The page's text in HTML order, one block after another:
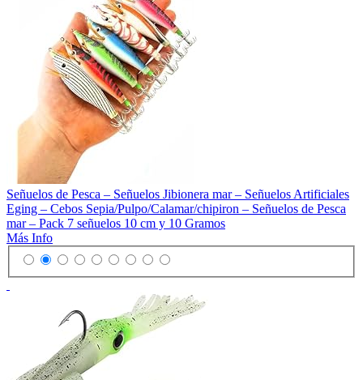
Señuelos de Pesca – Señuelos Jibionera mar – Señuelos Artificiales
Eging – Cebos Sepia/Pulpo/Calamar/chipiron – Señuelos de Pesca
mar – Pack 7 señuelos 10 cm y 10 Gramos
Más Info